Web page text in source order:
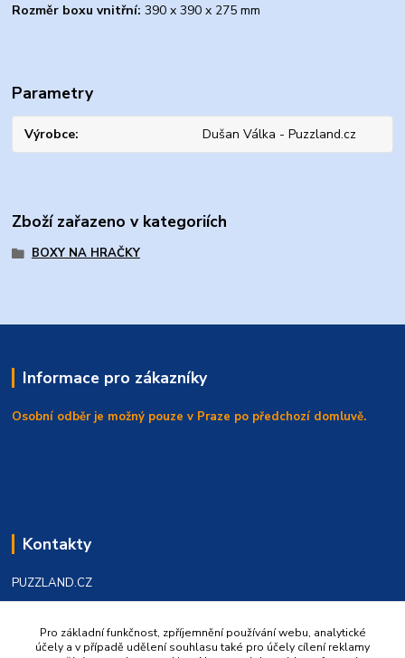
Rozměr boxu vnitřní:390 x 390 x 275 mm
Parametry
Výrobce Dušan Válka - Puzzland.cz
Zboží zařazeno v kategoriích
BOXY NA HRAČKY
Informace pro zákazníky
Osobní odběr je možný pouze v Praze po předchozí domluvě.
Kontakty
PUZZLAND.CZ
+420 602 219986
Pro základní funkčnost, zpříjemnění používání webu, analytické
účely a v případě udělení souhlasu také pro účely cílení reklamy